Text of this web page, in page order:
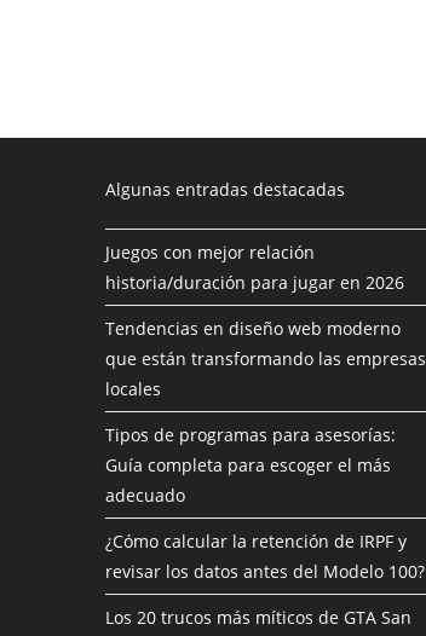
Algunas entradas destacadas
Juegos con mejor relación
historia/duración para jugar en 2026
Tendencias en diseño web moderno
que están transformando las empresas
locales
Tipos de programas para asesorías:
Guía completa para escoger el más
adecuado
¿Cómo calcular la retención de IRPF y
revisar los datos antes del Modelo 100?
Los 20 trucos más míticos de GTA San